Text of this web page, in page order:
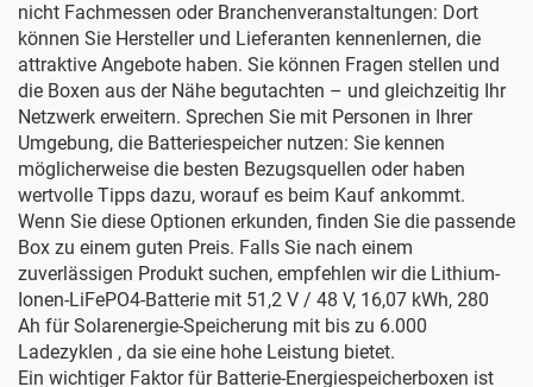
nicht Fachmessen oder Branchenveranstaltungen: Dort
können Sie Hersteller und Lieferanten kennenlernen, die
attraktive Angebote haben. Sie können Fragen stellen und
die Boxen aus der Nähe begutachten – und gleichzeitig Ihr
Netzwerk erweitern. Sprechen Sie mit Personen in Ihrer
Umgebung, die Batteriespeicher nutzen: Sie kennen
möglicherweise die besten Bezugsquellen oder haben
wertvolle Tipps dazu, worauf es beim Kauf ankommt.
Wenn Sie diese Optionen erkunden, finden Sie die passende
Box zu einem guten Preis. Falls Sie nach einem
zuverlässigen Produkt suchen, empfehlen wir die Lithium-
Ionen-LiFePO4-Batterie mit 51,2 V / 48 V, 16,07 kWh, 280
Ah für Solarenergie-Speicherung mit bis zu 6.000
Ladezyklen , da sie eine hohe Leistung bietet.
Ein wichtiger Faktor für Batterie-Energiespeicherboxen ist